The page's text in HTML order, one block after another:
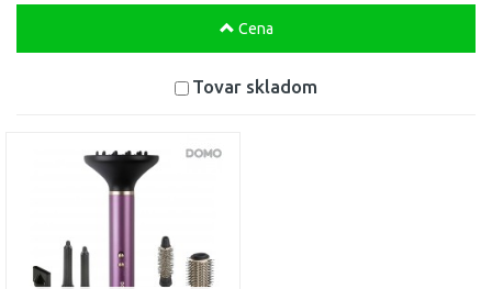
Cena
Tovar skladom